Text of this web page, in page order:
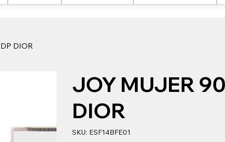
DIOR
JOY MUJER
DIOR
SKU: SKU
ESF14BFE01
ESF14BFE01